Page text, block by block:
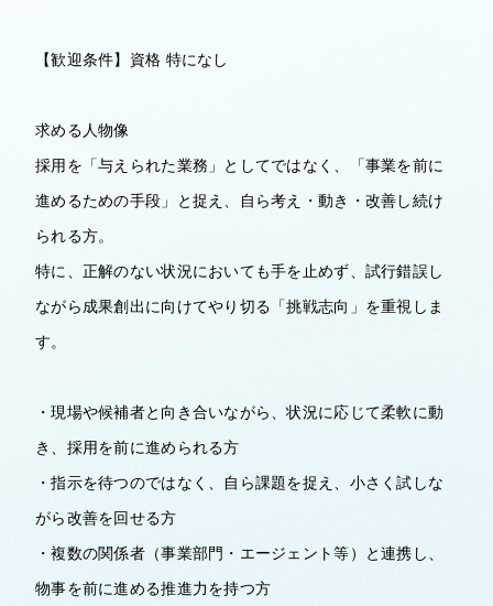
【歓迎条件】資格 特になし
求める人物像
採用を「与えられた業務」としてではなく、「事業を前に
進めるための手段」と捉え、自ら考え・動き・改善し続け
られる方。
特に、正解のない状況においても手を止めず、試行錯誤し
ながら成果創出に向けてやり切る「挑戦志向」を重視しま
す。
・現場や候補者と向き合いながら、状況に応じて柔軟に動
き、採用を前に進められる方
・指示を待つのではなく、自ら課題を捉え、小さく試しな
がら改善を回せる方
・複数の関係者（事業部門・エージェント等）と連携し、
物事を前に進める推進力を持つ方